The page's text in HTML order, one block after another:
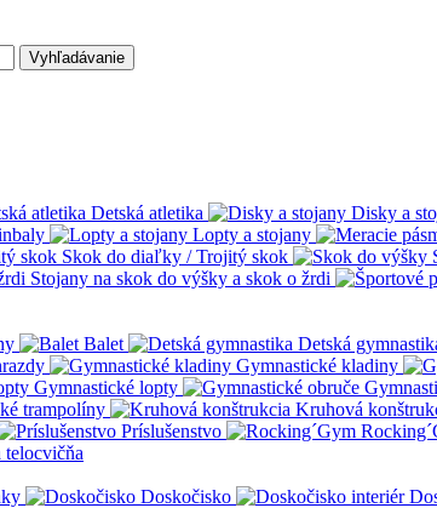
Vyhľadávanie
Detská atletika Disky a
Lopty a stojany
Skok do diaľky / Trojitý skok
Stojany na skok do výšky a skok o žrdi
Balet Detská
Gymnastické kladiny
Gymnastické lopty
trampolíny
Kruhová
Príslušenstvo
telocvičňa
Doskočisko